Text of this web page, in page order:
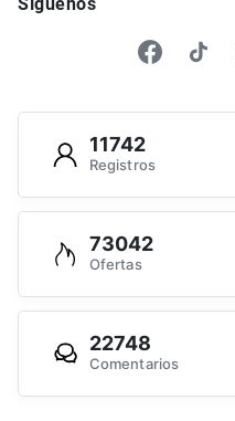
11742
Registros
73042
Ofertas
22748
Comentarios